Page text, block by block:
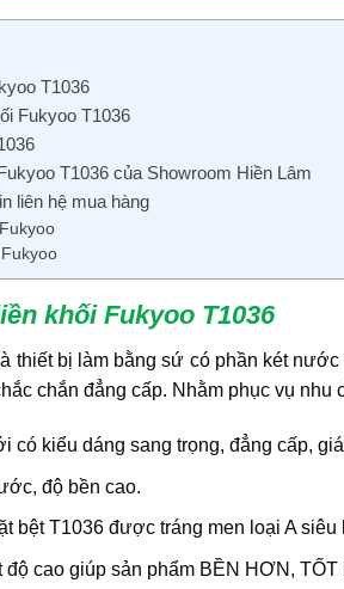
T1036
Fukyoo T1036
T1036 của Showroom Hiền Lâm
liên hệ mua hàng
khối Fukyoo T1036
thiết bị làm bằng sứ có phần két
chắn đẳng cấp. Nhằm phục vụ
có kiểu dáng sang trọng, đẳng cấp,
độ bền cao.
bệt T1036 được tráng men loại A
cao giúp sản phẩm BỀN HƠN,